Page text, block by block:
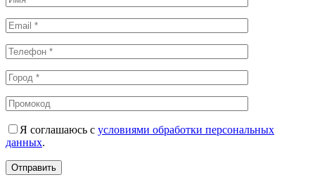
Я соглашаюсь с условиями обработки персональных
данных.